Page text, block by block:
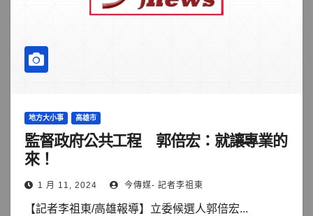
地方大小事 高雄市
監督政府公共工程 郭倍宏：就讓專業的
來！
1 月 11, 2024 今傳媒- 記者李祖東
【記者李祖東/高雄報導】立委候選人郭倍宏...